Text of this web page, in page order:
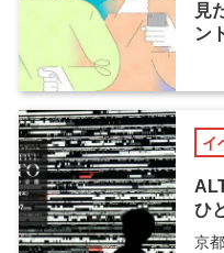
見
ン
イ
ひ
京